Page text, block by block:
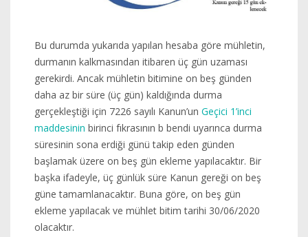
Bu durumda yukarıda yapılan hesaba göre mühletin,
durmanın kalkmasından itibaren üç gün uzaması
gerekirdi. Ancak mühletin bitimine on beş günden
daha az bir süre (üç gün) kaldığında durma
gerçekleştiği için 7226 sayılı Kanun’un Geçici 1’inci
maddesinin birinci fıkrasının b bendi uyarınca durma
süresinin sona erdiği günü takip eden günden
başlamak üzere on beş gün ekleme yapılacaktır. Bir
başka ifadeyle, üç günlük süre Kanun gereği on beş
güne tamamlanacaktır. Buna göre, on beş gün
ekleme yapılacak ve mühlet bitim tarihi 30/06/2020
olacaktır.